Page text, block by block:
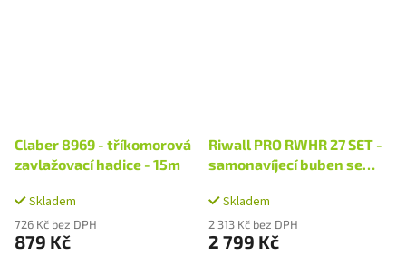
Claber 8969 - tříkomorová
zavlažovací hadice - 15m
Skladem
726 Kč bez DPH
879 Kč
Riwall PRO RWHR 27 SET -
samonavíjecí buben se
příslušenstvím
Skladem
2 313 Kč bez DPH
2 799 Kč